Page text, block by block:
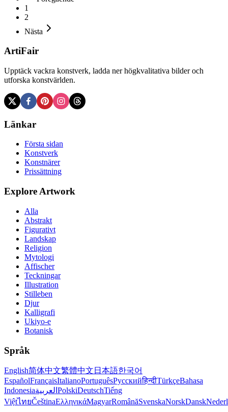
1
2
Nästa
ArtiFair
Upptäck vackra konstverk, ladda ner högkvalitativa bilder och
utforska konstvärlden.
Länkar
Första sidan
Konstverk
Konstnärer
Prissättning
Explore Artwork
Alla
Abstrakt
Figurativt
Landskap
Religion
Mytologi
Affischer
Teckningar
Illustration
Stilleben
Djur
Kalligrafi
Ukiyo-e
Botanisk
Språk
English简体中文繁體中文 日本語한국어
EspañolFrançaisItalianoPortuguêsРусскийहिन्दीTürkçeBahasa
Indonesiaالعربية PolskiDeutschTiếng
ViệtไทยČeštinaΕλληνικάMagyarRomânăSvenskaNorskDansk